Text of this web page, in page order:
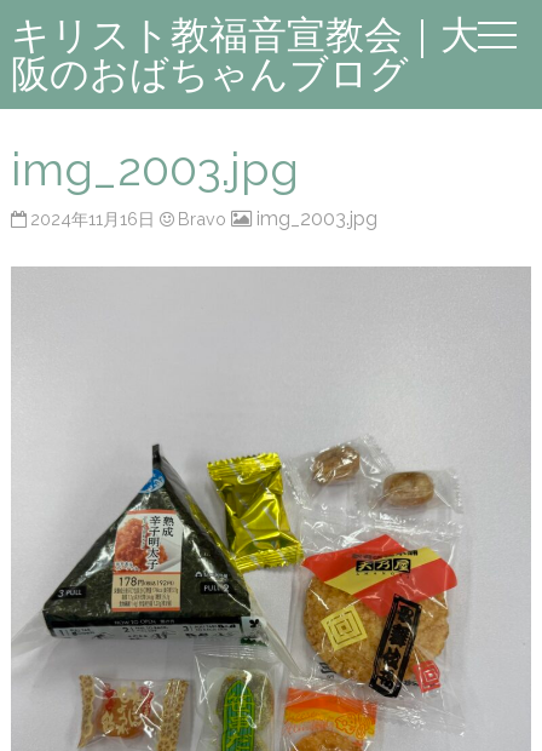
キリスト教福音宣教会｜大
阪のおばちゃんブログ
img_2003.jpg
2024年11月16日 Bravo img_2003.jpg